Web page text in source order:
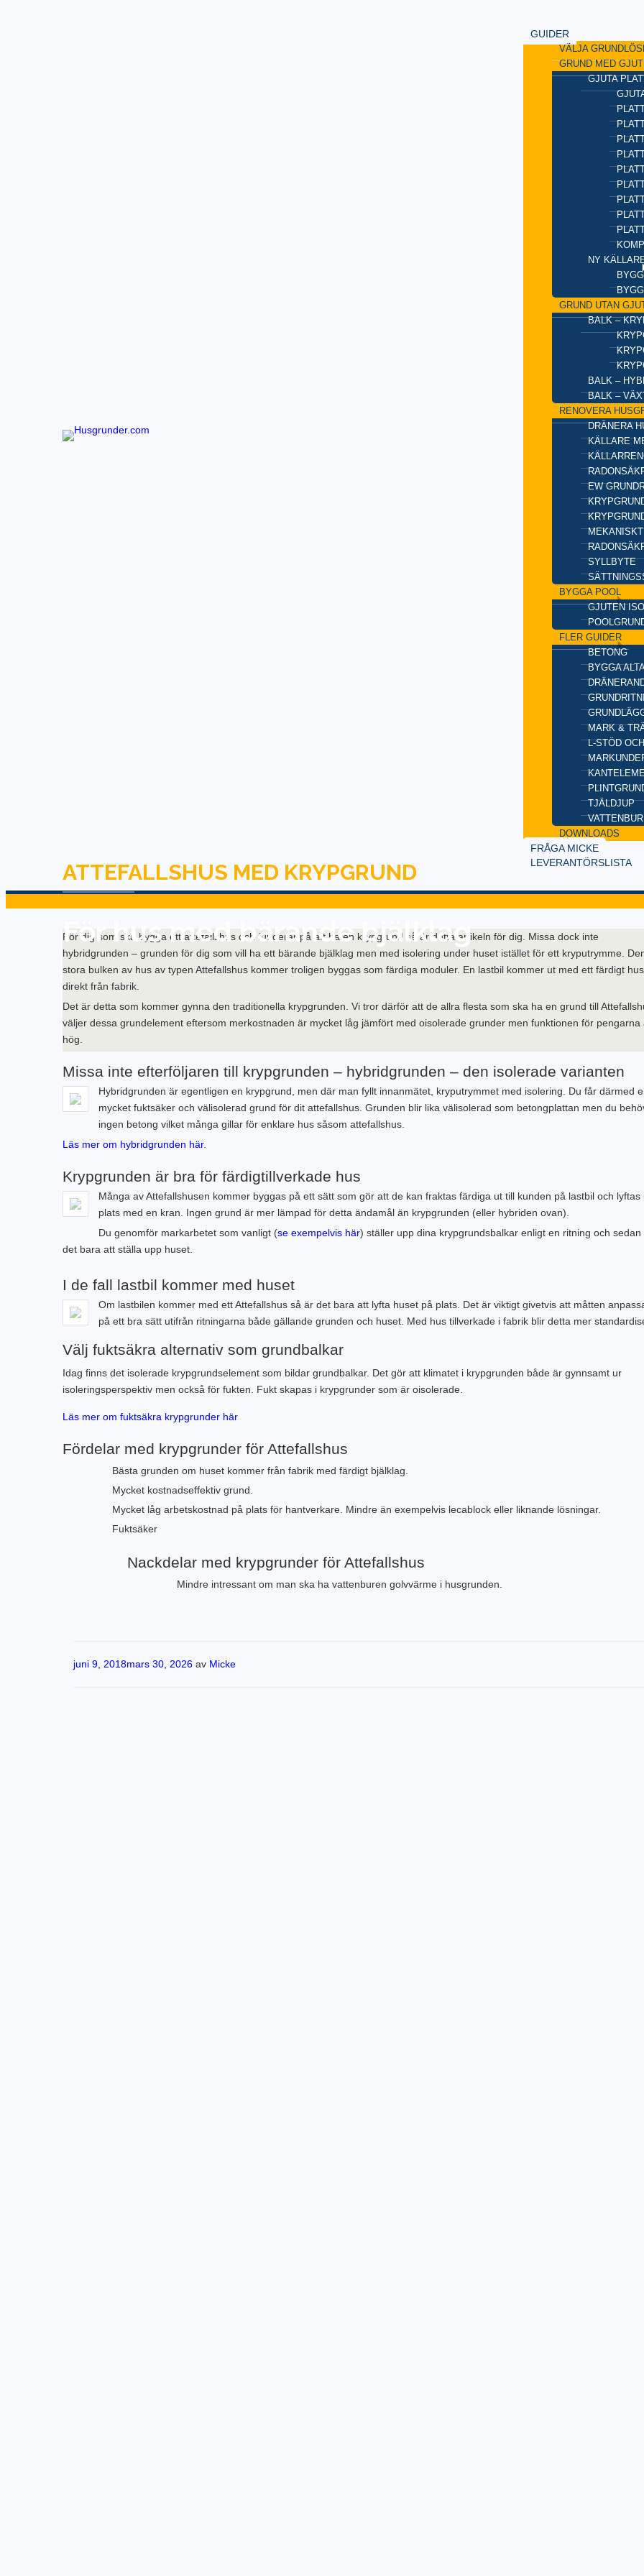
GUIDER
VÄLJA
GRUND MED
GJUTA
NY
GRUND UTAN
BALK –
BALK –
BALK –
RENOVERA
DRÄNERA
KÄLLARE
EW
SYLLBYTE
BYGGA POOL
GJUTEN
FLER GUIDER
BETONG
BYGGA
MARK &
L-STÖD
TJÄLDJUP
DOWNLOADS
FRÅGA MICKE
LEVERANTÖRSLISTA
ATTEFALLSHUS MED KRYPGRUND
För hus med bärande bjälklag
För dig som ska bygga ett attefallshus och funderar på att ha en krypgrund så är detta artikeln för dig. Missa dock inte
hybridgrunden – grunden för dig som vill ha ett bärande bjälklag men med isolering under huset istället för ett kryputrymme.
stora bulken av hus av typen Attefallshus kommer troligen byggas som färdiga moduler. En lastbil kommer ut med ett färdigt hus
direkt från fabrik.
Det är detta som kommer gynna den traditionella krypgrunden. Vi tror därför att de allra flesta som ska ha en grund till
väljer dessa grundelement eftersom merkostnaden är mycket låg jämfört med oisolerade grunder men funktionen för pengarna
hög.
Missa inte efterföljaren till krypgrunden – hybridgrunden – den isolerade varianten
Hybridgrunden är egentligen en krypgrund, men där man fyllt innanmätet, kryputrymmet med isolering. Du får därmed
mycket fuktsäker och välisolerad grund för dit attefallshus. Grunden blir lika välisolerad som betongplattan men du
ingen betong vilket många gillar för enklare hus såsom attefallshus.
Läs mer om hybridgrunden här.
Krypgrunden är bra för färdigtillverkade hus
Många av Attefallshusen kommer byggas på ett sätt som gör att de kan fraktas färdiga ut till kunden på lastbil och lyftas
plats med en kran. Ingen grund är mer lämpad för detta ändamål än krypgrunden (eller hybriden ovan).
Du genomför markarbetet som vanligt (se exempelvis här) ställer upp dina krypgrundsbalkar enligt en ritning och sedan
det bara att ställa upp huset.
I de fall lastbil kommer med huset
Om lastbilen kommer med ett Attefallshus så är det bara att lyfta huset på plats. Det är viktigt givetvis att måtten
på ett bra sätt utifrån ritningarna både gällande grunden och huset. Med hus tillverkade i fabrik blir detta mer
Välj fuktsäkra alternativ som grundbalkar
Idag finns det isolerade krypgrundselement som bildar grundbalkar. Det gör att klimatet i krypgrunden både är gynnsamt ur
isoleringsperspektiv men också för fukten. Fukt skapas i krypgrunder som är oisolerade.
Läs mer om fuktsäkra krypgrunder här
Fördelar med krypgrunder för Attefallshus
Bästa grunden om huset kommer från fabrik med färdigt bjälklag.
Mycket kostnadseffektiv grund.
Mycket låg arbetskostnad på plats för hantverkare. Mindre än exempelvis lecablock eller liknande lösningar.
Fuktsäker
Nackdelar med krypgrunder för Attefallshus
Mindre intressant om man ska ha vattenburen golvvärme i husgrunden.
Publicerat
juni 9, 2018mars 30, 2026 av Micke